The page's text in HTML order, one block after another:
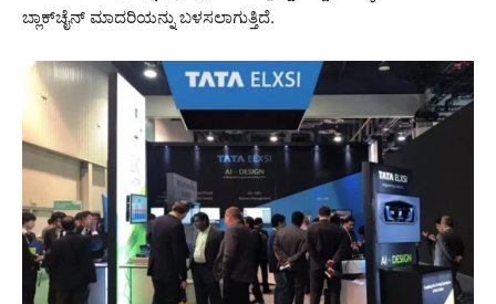
ಬ್ಲಾಕ್‌ಚೈನ್ ಮಾದರಿಯನ್ನು ಬಳಸಲಾಗುತ್ತಿದೆ.